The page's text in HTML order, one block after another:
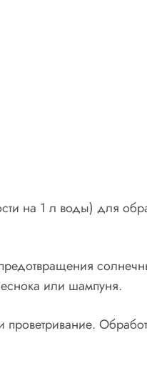
на 1 л воды) для
или шампуня.